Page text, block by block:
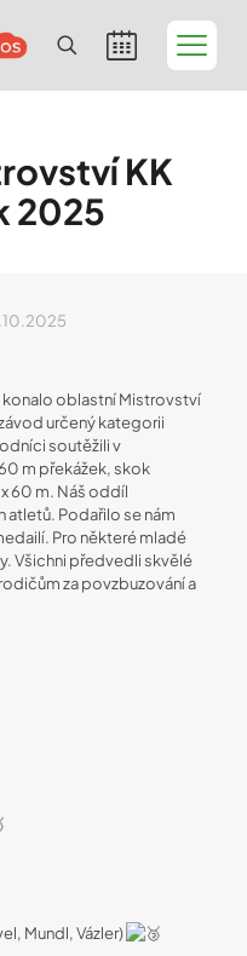
KK
2025
oblastní Mistrovství
určený kategorii
soutěžiliv
m překážek, skok
60 m. Náš oddíl
atletů. Podařilo se nám
Pro některé mladé
Všichni předvedli skvělé
za povzbuzování a
Mundl, Vázler)